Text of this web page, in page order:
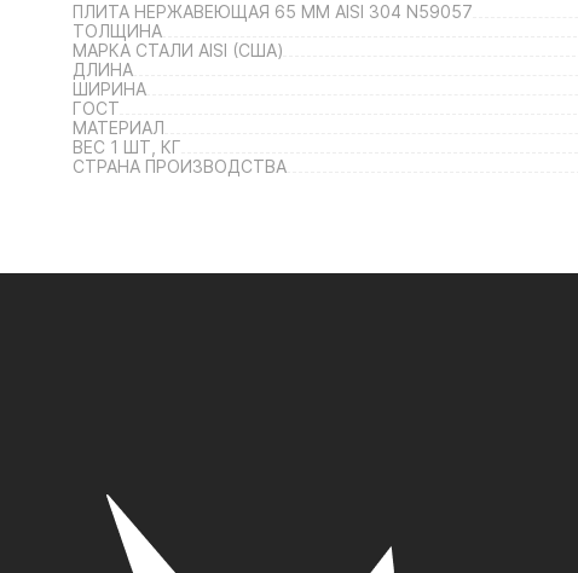
ПЛИТА НЕРЖАВЕЮЩАЯ 65 ММ AISI 304 N59057
ТОЛЩИНА
МАРКА СТАЛИ AISI (США)
ДЛИНА
ШИРИНА
ГОСТ
МАТЕРИАЛ
ВЕС 1 ШТ, КГ
СТРАНА ПРОИЗВОДСТВА